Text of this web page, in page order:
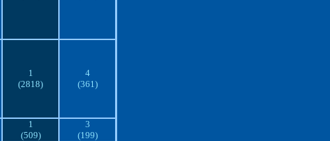
1
(2818)
4
(361)
1
(509)
3
(199)